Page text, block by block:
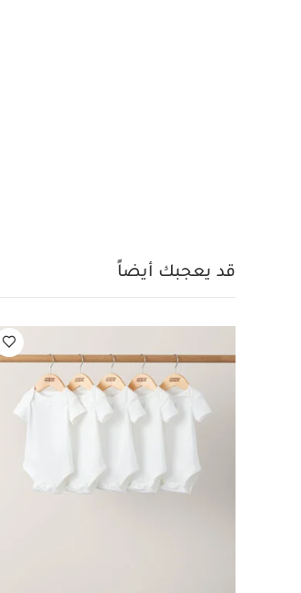
قد يعجبك أيضاً